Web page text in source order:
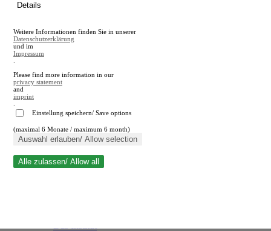
en
A
A
Suche schließen
Details
Weitere Informationen finden Sie in unserer
Datenschutzerklärung
und im
Impressum
Please find more information in our
privacy statement
and
imprint
Einstellung speichern/ Save options
(maximal 6 Monate / maximum 6 month)
Auswahl erlauben/ Allow selection
Alle zulassen/ Allow all